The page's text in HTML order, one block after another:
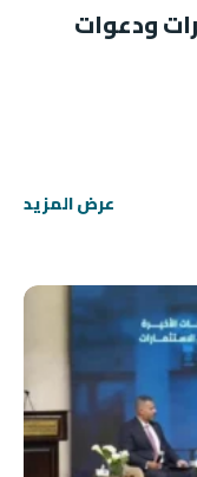
ودعوات
عرض المزيد